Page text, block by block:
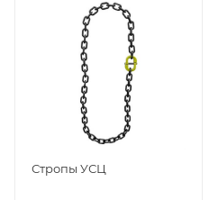
Стропы УСЦ